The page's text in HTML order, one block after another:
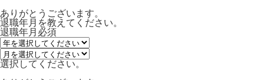
ありがとうございます。
退職年月を教えてください。
退職年月 必須
選択してください。